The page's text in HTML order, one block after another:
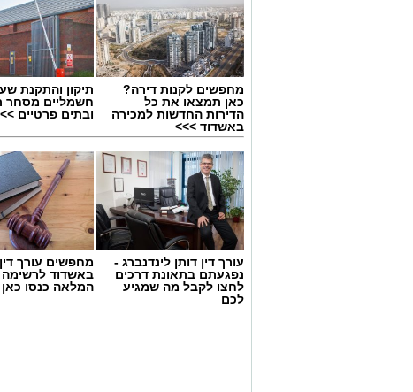
מחפשים לקנות דירה?
כאן תמצאו את כל
הדירות החדשות למכירה
באשדוד >>>
תיקון והתקנת
חשמליים מסחר
ובתים פרטיים
עורך דין דותן לינדנברג -
נפגעתם בתאונת דרכים
לחצו לקבל מה שמגיע
לכם
מחפשים עורך דין
באשדוד לרשימה
המלאה כנסו